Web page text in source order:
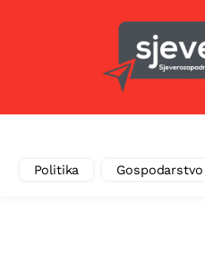
Politika
Gospodarstvo